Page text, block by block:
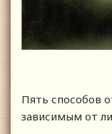
Пять способов
зависимым от